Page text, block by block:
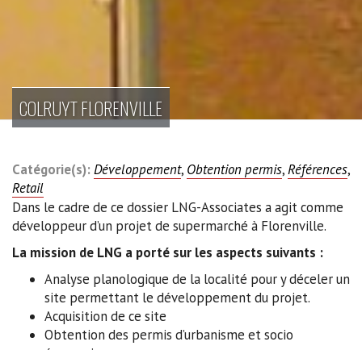
COLRUYT FLORENVILLE
Catégorie(s):Développement, Obtention permis,Références,
Retail
Dans le cadre de ce dossier LNG-Associates a agit comme
développeur d’un projet de supermarché à Florenville.
La mission de LNG a porté sur les aspects suivants :
Analyse planologique de la localité pour y déceler un
site permettant le développement du projet.
Acquisition de ce site
Obtention des permis d’urbanisme et socio